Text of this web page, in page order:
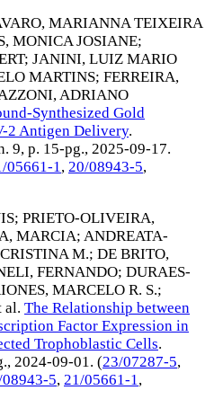
MARIANNA TEIXEIRA
MONICA JOSIANE;
; JANINI, LUIZ MARIO
MARTINS; FERREIRA,
ADRIANO
Synthesized Gold
2 Antigen Delivery.
9, p. 15-pg., 2025-09-17.
05661-1, 20/08943-5,
; PRIETO-OLIVEIRA,
MARCIA; ANDREATA-
M.; DE BRITO,
FERNANDO; DURAES-
MARCELO R. S.;
al. The Relationship between
Factor Expression in
Trophoblastic Cells.
2024-09-01. (23/07287-5,
5, 21/05661-1,